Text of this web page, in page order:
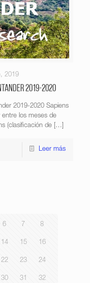
2019
2019-2020
2019-2020 Sapiens
los meses de
(clasificación de […]
Leer más
6 7 8
14 15 16
22 23 24
30 31 32